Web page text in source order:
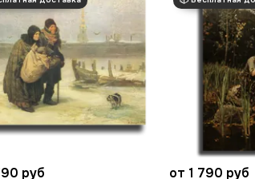
руб от 1 790 руб